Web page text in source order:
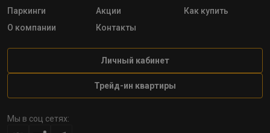
Паркинги
Акции
Как купить
О компании
Контакты
Личный кабинет
Трейд-ин квартиры
Мы в соц сетях: